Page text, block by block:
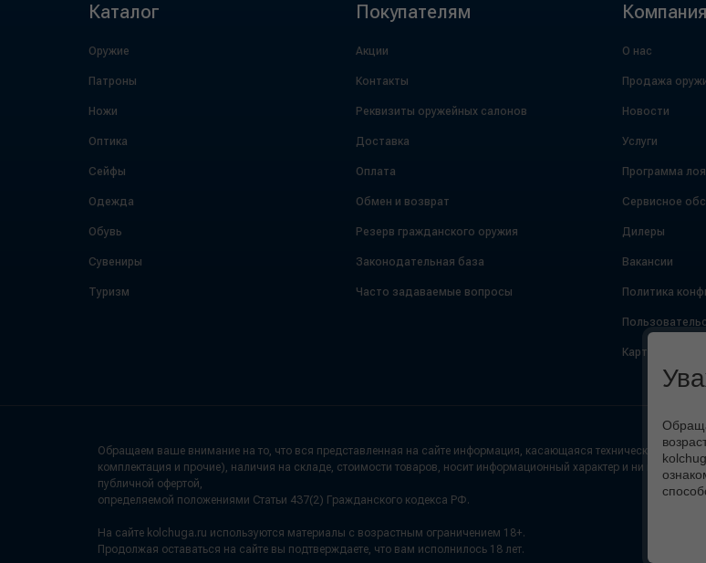
Каталог
Оружие
Патроны
Ножи
Оптика
Сейфы
Одежда
Обувь
Сувениры
Туризм
Покупателям
Акции
Контакты
Реквизиты оружейных салонов
Доставка
Оплата
Обмен и возврат
Резерв гражданского оружия
Законодательная база
Часто задаваемые вопросы
Компания
О нас
Продажа
Новости
Услуги
Программа
Сервисное
Дилеры
Вакансии
Политика
Карта сайта
Обращаем ваше внимание на то, что вся представленная на сайте информация, касающаяся технических
комплектация и прочие), наличия на складе, стоимости товаров, носит информационный характер и ни при каких
публичной офертой,
определяемой положениями Статьи 437(2) Гражданского кодекса РФ.
На сайте kolchuga.ru используются материалы с возрастным ограничением 18+.
Продолжая оставаться на сайте вы подтверждаете, что вам исполнилось 18 лет.